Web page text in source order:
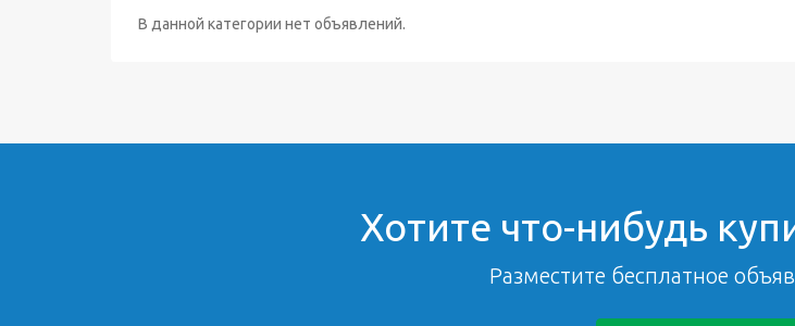
В данной категории нет объявлений.
Хотите что-нибудь
Разместите бесплатное